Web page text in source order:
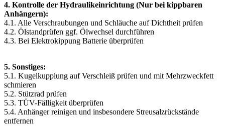
4. Kontrolle der Hydraulikeinrichtung (Nur bei kippbaren
Anhängern):
4.1. Alle Verschraubungen und Schläuche auf Dichtheit prüfen
4.2. Ölstandprüfen ggf. Ölwechsel durchführen
4.3. Bei Elektrokippung Batterie überprüfen
5. Sonstiges:
5.1. Kugelkupplung auf Verschleiß prüfen und mit Mehrzweckfett
schmieren
5.2. Stützrad prüfen
5.3. TÜV-Fälligkeit überprüfen
5.4. Anhänger reinigen und insbesondere Streusalzrückstände
entfernen